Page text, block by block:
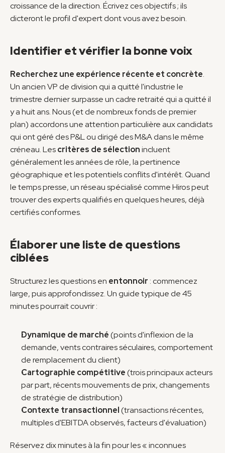
croissance de la direction. Écrivez ces objectifs ; ils
dicteront le profil d'expert dont vous avez besoin.
Identifier et vérifier la bonne voix
Recherchez une expérience récente et concrète.
Un ancien VP de division qui a quitté l'industrie le
trimestre dernier surpasse un cadre retraité qui a quitté il
y a huit ans. Nous (et de nombreux fonds de premier
plan) accordons une attention particulière aux candidats
qui ont géré des P&L ou dirigé des M&A dans le même
créneau. Les critères de sélection incluent
généralement les années de rôle, la pertinence
géographique et les potentiels conflits d'intérêt. Quand
le temps presse, un réseau spécialisé comme Hiros peut
trouver des experts qualifiés en quelques heures, déjà
certifiés conformes.
Élaborer une liste de questions
ciblées
Structurez les questions en entonnoir : commencez
large, puis approfondissez. Un guide typique de 45
minutes pourrait couvrir :
Dynamique de marché (points d'inflexion de la
demande, vents contraires séculaires, comportement
de remplacement du client)
Cartographie compétitive (trois principaux acteurs
par part, récents mouvements de prix, changements
de stratégie de distribution)
Contexte transactionnel (transactions récentes,
multiples d'EBITDA observés, facteurs d'évaluation)
Réservez dix minutes à la fin pour les « inconnues